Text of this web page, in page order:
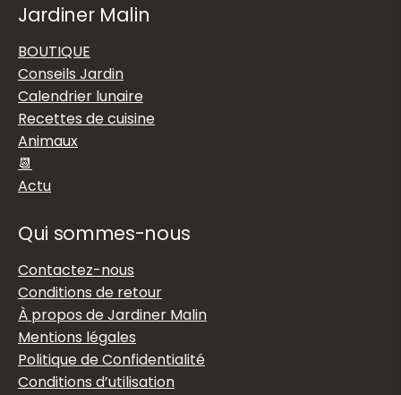
Jardiner Malin
BOUTIQUE
Conseils Jardin
Calendrier lunaire
Recettes de cuisine
Animaux
📆
Actu
Qui sommes-nous
Contactez-nous
Conditions de retour
À propos de Jardiner Malin
Mentions légales
Politique de Confidentialité
Conditions d’utilisation